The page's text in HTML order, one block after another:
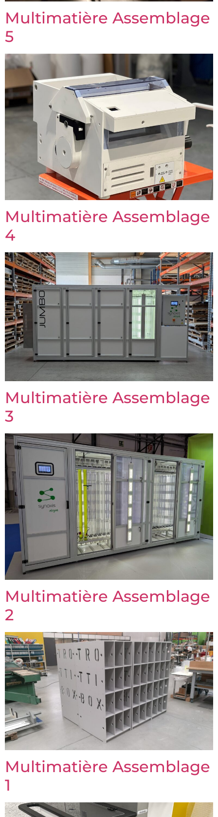
Multimatière Assemblage
5
Multimatière Assemblage
4
Multimatière Assemblage
3
Multimatière Assemblage
2
Multimatière Assemblage
1